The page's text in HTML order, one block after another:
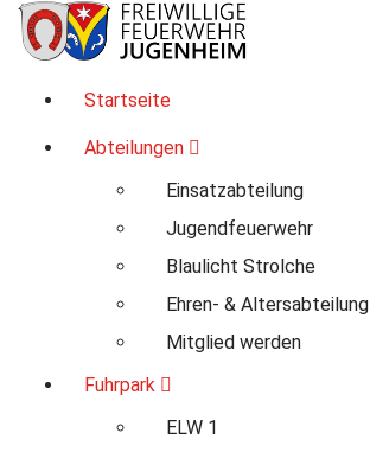
Zum
Inhalt
Für Ihre Sicherheit in Seeheim-Jugenheim
Startseite
Abteilungen
Einsatzabteilung
Jugendfeuerwehr
Blaulicht Strolche
Ehren- & Altersabteilung
Mitglied werden
Fuhrpark
ELW 1